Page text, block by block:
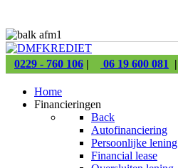
0229 - 760 106 | 06 19 600 081 |
Home
Financieringen
Back
Autofinanciering
Persoonlijke lening
Financial lease